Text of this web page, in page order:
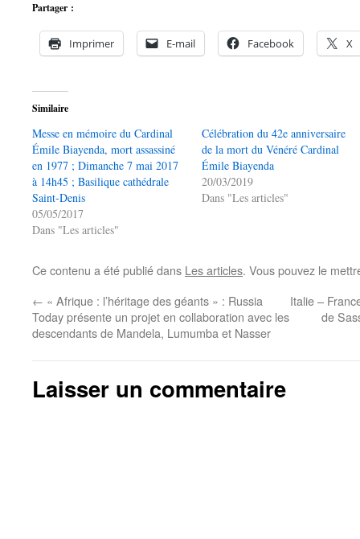
Partager :
Imprimer E-mail Facebook X
Similaire
Messe en mémoire du Cardinal
Émile Biayenda, mort assassiné
en 1977 ; Dimanche 7 mai 2017
à 14h45 ; Basilique cathédrale
Saint-Denis
05/05/2017
Dans "Les articles"
Célébration du 42e anniversaire
de la mort du Vénéré Cardinal
Émile Biayenda
20/03/2019
Dans "Les articles"
Ce contenu a été publié dans Les articles. Vous pouvez le
← « Afrique : l’héritage des géants » : Russia
Today présente un projet en collaboration avec les
descendants de Mandela, Lumumba et Nasser
Italie –
de
Laisser un commentaire